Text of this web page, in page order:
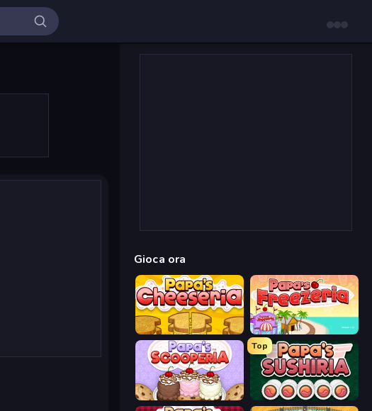
Gioca ora
Papa's Cheeseria Papa's Freezeria
Papa's Scooperia
Top
Papa's Sushiria